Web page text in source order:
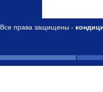
Все права защищены -